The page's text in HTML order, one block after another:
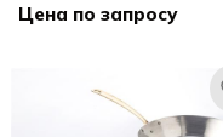
Цена по запросу